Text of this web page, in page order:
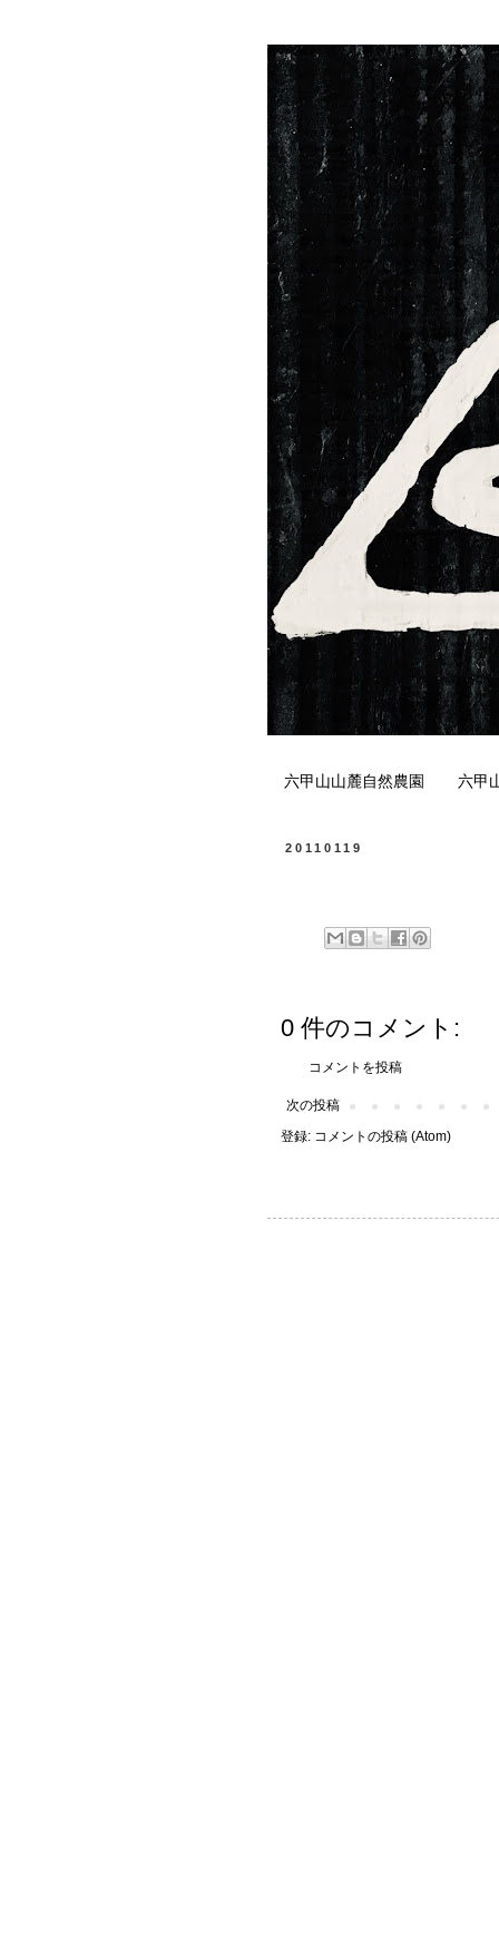
六甲山山麓自然農園 六甲
20110119
0 件のコメント:
コメントを投稿
次の投稿
登録: コメントの投稿 (Atom)